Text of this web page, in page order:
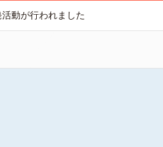
動が行われました